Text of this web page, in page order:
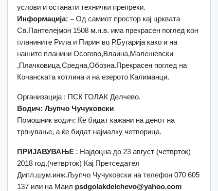
услови и останати технички препреки.
Информација: – Од самиот простор кај црквата
Св.Пантелејмон 1508 м.н.в. има прекрасен поглед кон
планините Рила и Пирин во Р.Бугарија како и на
нашите планини Осогово,Влаина,Малешевски
,Плачковица,Средна,Обозна.Прекрасен поглед на
Кочанската котлина и на езерото Калиманци.
Организација : ПСК ГОЛАК Делчево.
Водич: Љупчо Чучуковски
Помошник водич: Ќе бидат кажани на денот на
тргнување, а ќе бидат најмалку четворица.
ПРИЈАВУВАЊЕ : Најдоцна до 23 август (четврток)
2018 год.(четврток) Кај Претседател
Дипл.шум.инж.Љупчо Чучуковски на телефон 070 605
137 или на Маил psdgolakdelchevo@yahoo.com